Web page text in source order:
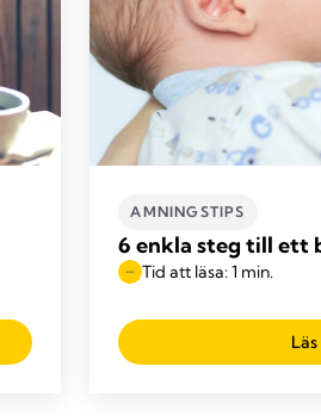
AMNINGSTIPS
6 enkla steg till ett
Tid att läsa: 1 min.